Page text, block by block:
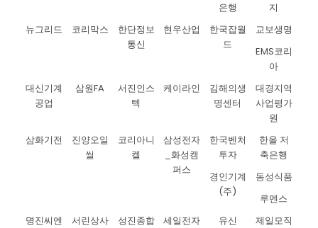
은행
지
뉴그리드
코리막스
한단정보
통신
현우산업
한국잡월
드
교보생명
EMS코리
아
대신기계
공업
삼원FA
서진인스
텍
케이라인
김해의생
명센터
대경지역
사업평가
원
삼화기전
진양오일
씰
코리아니
켈
삼성전자
_화성캠
퍼스
한국벤처
투자
한올 저
축은행
경인기계
(주)
동성식품
루멘스
명진씨엔
서린상사
성진종합
세일전자 유신
제일모직